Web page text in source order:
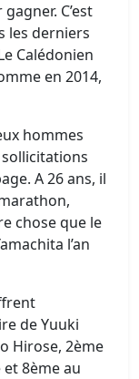
C’est
les derniers
Calédonien
en 2014,
hommes
A 26 ans, il
chose que le
l’an
de Yuuki
Hirose, 2ème
et 8ème au